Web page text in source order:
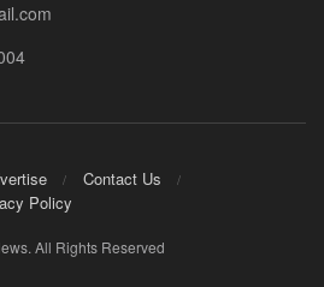
Contact Us
Policy
All Rights Reserved